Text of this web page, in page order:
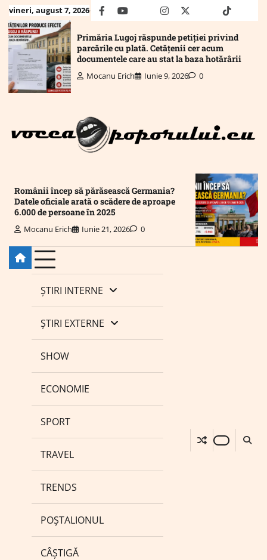
Skip
to
content
vineri, august 7, 2026 facebookyoutubeMailinstagram
twitter truthtiktok
Primăria Lugoj răspunde petiției privind
parcările cu plată. Cetățenii cer acum
documentele care au stat la baza hotărârii
Mocanu Erich Iunie 9, 2026 0
Românii încep să părăsească Germania?
Datele oficiale arată o scădere de aproape
6.000 de persoane în 2025
Mocanu Erich Iunie 21, 2026 0
ȘTIRI INTERNE
ȘTIRI EXTERNE
SHOW
ECONOMIE
SPORT
TRAVEL
TRENDS
POȘTALIONUL
CÂȘTIGĂ